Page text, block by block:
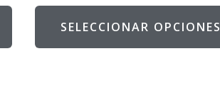
SELECCIONAR OPCIONES